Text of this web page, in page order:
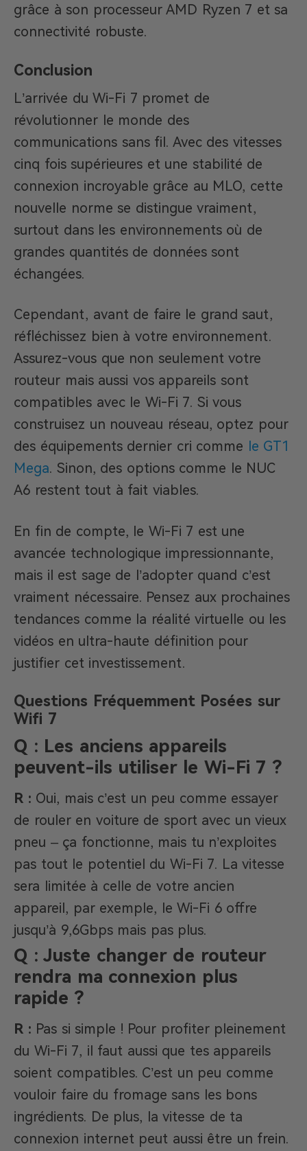
grâce à son processeur AMD Ryzen 7 et sa
connectivité robuste.
Conclusion
L’arrivée du Wi-Fi 7 promet de
révolutionner le monde des
communications sans fil. Avec des vitesses
cinq fois supérieures et une stabilité de
connexion incroyable grâce au MLO, cette
nouvelle norme se distingue vraiment,
surtout dans les environnements où de
grandes quantités de données sont
échangées.
Cependant, avant de faire le grand saut,
réfléchissez bien à votre environnement.
Assurez-vous que non seulement votre
routeur mais aussi vos appareils sont
compatibles avec le Wi-Fi 7. Si vous
construisez un nouveau réseau, optez pour
des équipements dernier cri comme le GT1
Mega. Sinon, des options comme le NUC
A6 restent tout à fait viables.
En fin de compte, le Wi-Fi 7 est une
avancée technologique impressionnante,
mais il est sage de l’adopter quand c’est
vraiment nécessaire. Pensez aux prochaines
tendances comme la réalité virtuelle ou les
vidéos en ultra-haute définition pour
justifier cet investissement.
Questions Fréquemment Posées sur
Wifi 7
Q : Les anciens appareils
peuvent-ils utiliser le Wi-Fi 7 ?
R : Oui, mais c’est un peu comme essayer
de rouler en voiture de sport avec un vieux
pneu – ça fonctionne, mais tu n’exploites
pas tout le potentiel du Wi-Fi 7. La vitesse
sera limitée à celle de votre ancien
appareil, par exemple, le Wi-Fi 6 offre
jusqu’à 9,6Gbps mais pas plus.
Q : Juste changer de routeur
rendra ma connexion plus
rapide ?
R : Pas si simple ! Pour profiter pleinement
du Wi-Fi 7, il faut aussi que tes appareils
soient compatibles. C’est un peu comme
vouloir faire du fromage sans les bons
ingrédients. De plus, la vitesse de ta
connexion internet peut aussi être un frein.